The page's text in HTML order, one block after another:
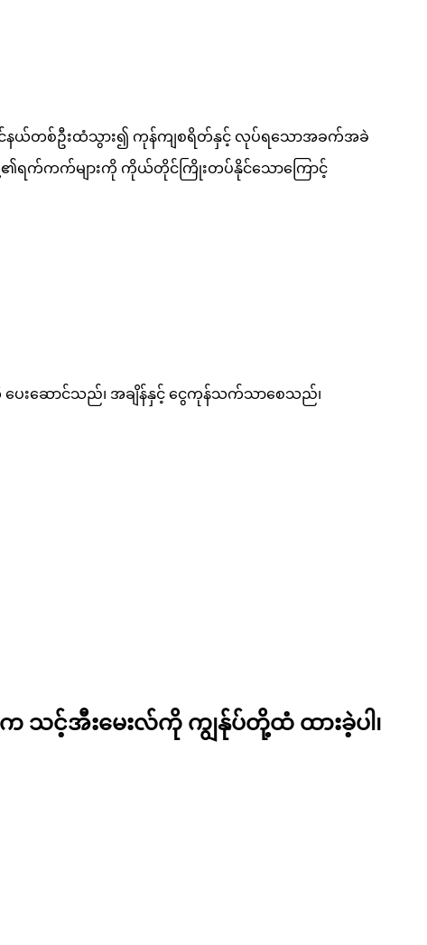
င်နယ်တစ်ဦးထံသွား၍ ကုန်ကျစရိတ်နှင့် လုပ်ရသောအခက်အခဲ
တို့၏ရက်ကက်များကို ကိုယ်တိုင်ကြိုးတပ်နိုင်သောကြောင့်
းဆောင်သည်၊ အချိန်နှင့် ငွေကုန်သက်သာစေသည်၊
သင့်အီးမေးလ်ကို ကျွန်ုပ်တို့ထံ ထားခဲ့ပါ၊